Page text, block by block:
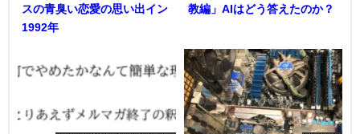
スの青臭い恋愛の思い出イン
1992年
教編」AIはどう答えたのか？